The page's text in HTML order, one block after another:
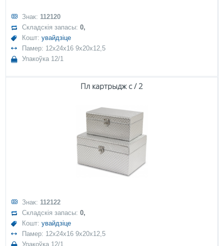
Знак: 112120
Складскія запасы:0,
Кошт:увайдзіце
Памер: 12x24x16 9x20x12,5
Упакоўка 12/1
Пл картрыдж с / 2
Знак: 112122
Складскія запасы:0,
Кошт:увайдзіце
Памер: 12x24x16 9x20x12,5
Упакоўка 12/1